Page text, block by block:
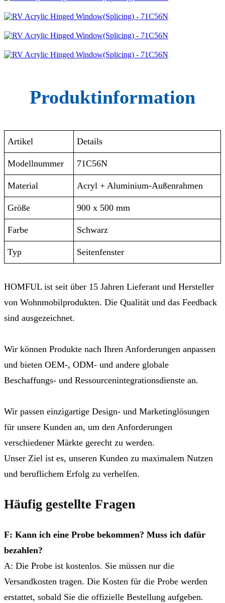
Produktinformation
Artikel Details
Modellnummer 71C56N
Material Acryl + Aluminium-Außenrahmen
Größe 900 x 500 mm
Farbe Schwarz
Typ Seitenfenster
HOMFUL ist seit über 15 Jahren Lieferant und Hersteller
von Wohnmobilprodukten. Die Qualität und das Feedback
sind ausgezeichnet.
Wir können Produkte nach Ihren Anforderungen anpassen
und bieten OEM-, ODM- und andere globale
Beschaffungs- und Ressourcenintegrationsdienste an.
Wir passen einzigartige Design- und Marketinglösungen
für unsere Kunden an, um den Anforderungen
verschiedener Märkte gerecht zu werden.
Unser Ziel ist es, unseren Kunden zu maximalem Nutzen
und beruflichem Erfolg zu verhelfen.
Häufig gestellte Fragen
F: Kann ich eine Probe bekommen? Muss ich dafür
bezahlen?
A: Die Probe ist kostenlos. Sie müssen nur die
Versandkosten tragen. Die Kosten für die Probe werden
erstattet, sobald Sie die offizielle Bestellung aufgeben.